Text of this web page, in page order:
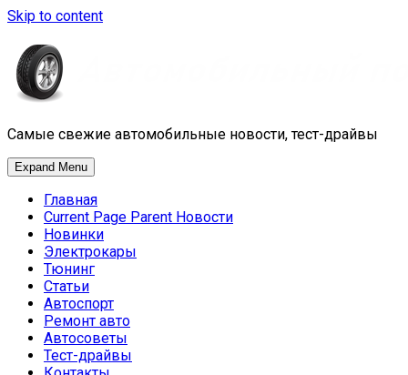
Skip to content
Самые свежие автомобильные новости, тест-драйвы
Expand Menu
Главная
Current Page Parent Новости
Новинки
Электрокары
Тюнинг
Статьи
Автоспорт
Ремонт авто
Автосоветы
Тест-драйвы